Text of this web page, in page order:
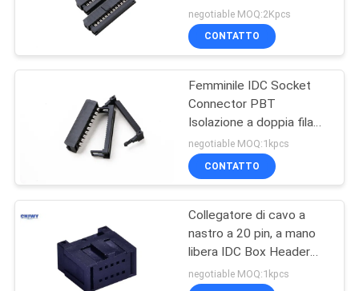
Connettore di cavo
di IDC
Collegamento DIP
elettrici a nastro
negotiable MOQ:2Kpcs
CONTATTO
Femminile IDC Socket
Connector PBT
Isolazione a doppia fila
RoHS/Reach
Certificazione
negotiable MOQ:1kpcs
CONTATTO
Collegatore di cavo a
nastro a 20 pin, a mano
libera IDC Box Header
1.0 AMP Classificazione
negotiable MOQ:1kpcs